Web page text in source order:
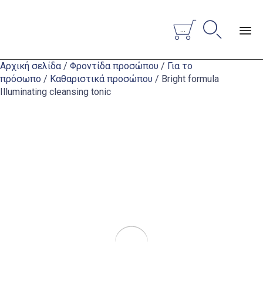

... 
Αρχική σελίδα / Φροντίδα προσώπου / Για το
πρόσωπο / Καθαριστικά προσώπου / Bright formula
Illuminating cleansing tonic